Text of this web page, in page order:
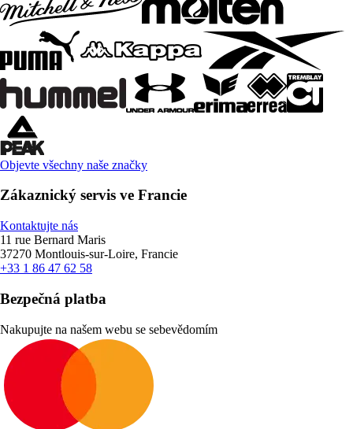
Objevte všechny naše značky
Zákaznický servis ve Francie
Kontaktujte nás
11 rue Bernard Maris
37270 Montlouis-sur-Loire, Francie
+33 1 86 47 62 58
Bezpečná platba
Nakupujte na našem webu se sebevědomím